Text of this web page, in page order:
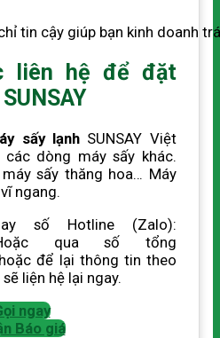
tin cậy giúp bạn kinh doanh
liên hệ để đặt
sấy lạnh SUNSAY Việt
dòng máy sấy khác.
sấy thăng hoa… Máy
ngang.
số Hotline (Zalo):
qua số tổng
hoặc để lại thông tin theo
liện hệ lại ngay.
ngay
Báo giá